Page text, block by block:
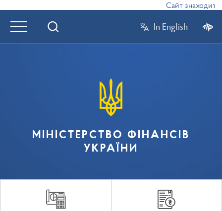
Сайт
In English
МІНІСТЕРСТВО ФІНАНСІВ
УКРАЇНИ